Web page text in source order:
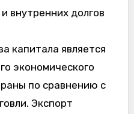
внутренних долгов
капитала является
экономического
по сравнению с
Экспорт